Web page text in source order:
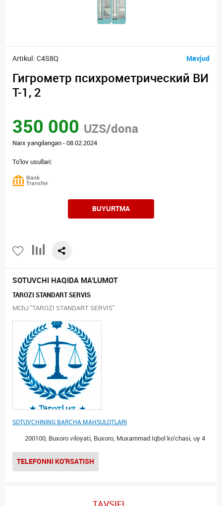
Artikul: C4S8Q Mavjud
Гигрометр психрометрический ВИ
Т-1, 2
350 000 UZS/dona
Narx yangilangan - 08.02.2024
To'lov usullari:
BUYURTMA
SOTUVCHI HAQIDA MA'LUMOT
TAROZI STANDART SERVIS
MChJ "TAROZI STANDART SERVIS"
SOTUVCHINING BARCHA MAHSULOTLARI
200100, Buxoro viloyati, Buxoro, Muxammad Iqbol ko'chasi, uy 4
TELEFONNI KO'RSATISH